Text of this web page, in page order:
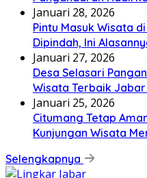
Januari 28, 2026
Pintu Masuk Wisata
Dipindah, Ini
Januari 27, 2026
Desa Selasari
Wisata Terbaik Jabar
Januari 25, 2026
Citumang Tetap
Kunjungan Wisata
Selengkapnya